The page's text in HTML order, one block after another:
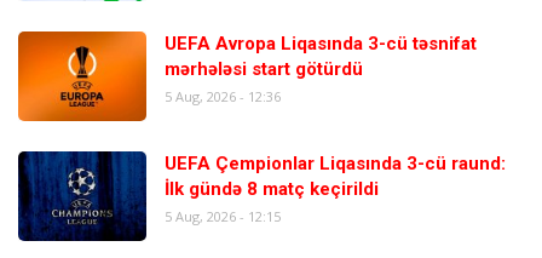
UEFA Avropa Liqasında 3-cü təsnifat
mərhələsi start götürdü
5 Aug, 2026 - 12:36
UEFA Çempionlar Liqasında 3-cü raund:
İlk gündə 8 matç keçirildi
5 Aug, 2026 - 12:15